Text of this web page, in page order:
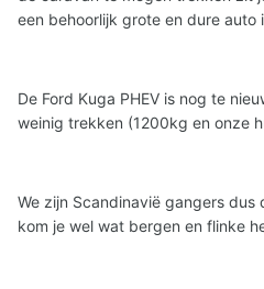
een behoorlijk grote en dure auto
De Ford Kuga PHEV is nog te
weinig trekken (1200kg en onze
We zijn Scandinavië gangers dus
kom je wel wat bergen en flinke